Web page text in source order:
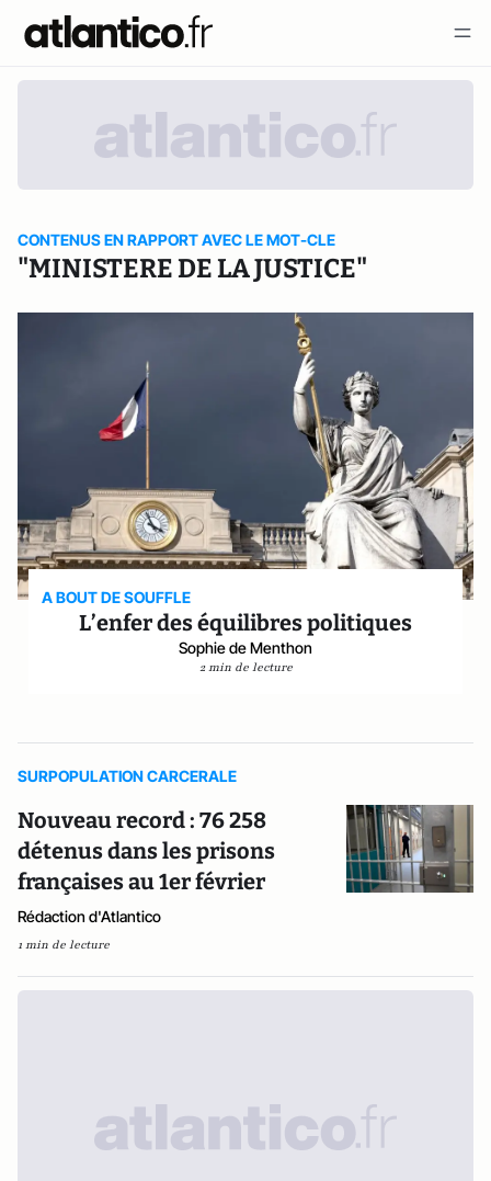
CONTENUS EN RAPPORT AVEC LE MOT-CLE
"MINISTERE DE LA JUSTICE"
A BOUT DE SOUFFLE
L’enfer des équilibres politiques
Sophie de Menthon
2 min de lecture
SURPOPULATION CARCERALE
Nouveau record : 76 258
détenus dans les prisons
françaises au 1er février
Rédaction d'Atlantico
1 min de lecture